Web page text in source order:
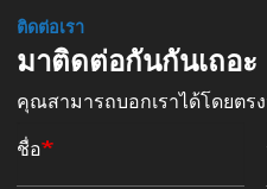
ติดต่อเรา
มาติดต่อกันกันเถอะ
คุณสามารถบอกเราได้โดยต
ชื่อ